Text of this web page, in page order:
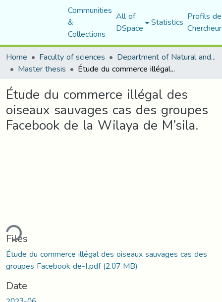
Communities
&
Collections
All of
DSpace Statistics Profils
Home
Faculty of sciences Department of Natural and Life Sciences
Master thesis Étude du commerce illégal des oiseaux sauvages cas des groupes Facebook de la Wilaya de M’sila.
Étude du commerce illégal des
oiseaux sauvages cas des groupes
Facebook de la Wilaya de M’sila.
Files
Étude du commerce illégal des oiseaux sauvages cas des
groupes Facebook de-١.pdf(2.07 MB)
Date